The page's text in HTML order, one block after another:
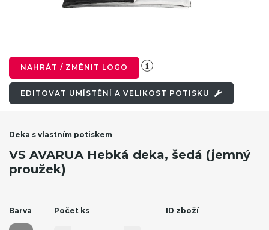
NAHRÁT / ZMĚNIT LOGO
EDITOVAT UMÍSTĚNÍ A VELIKOST POTISKU
Deka s vlastním potiskem
VS AVARUA Hebká deka, šedá (jemný
proužek)
Barva Počet ks ID zboží